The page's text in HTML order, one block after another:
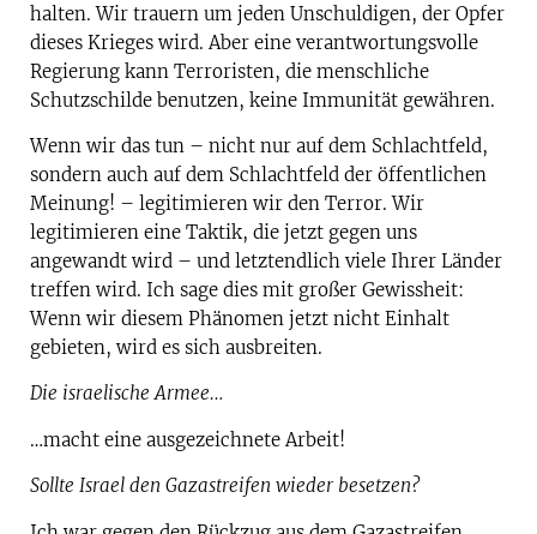
halten. Wir trauern um jeden Unschuldigen, der Opfer
dieses Krieges wird. Aber eine verantwortungsvolle
Regierung kann Terroristen, die menschliche
Schutzschilde benutzen, keine Immunität gewähren.
Wenn wir das tun – nicht nur auf dem Schlachtfeld,
sondern auch auf dem Schlachtfeld der öffentlichen
Meinung! – legitimieren wir den Terror. Wir
legitimieren eine Taktik, die jetzt gegen uns
angewandt wird – und letztendlich viele Ihrer Länder
treffen wird. Ich sage dies mit großer Gewissheit:
Wenn wir diesem Phänomen jetzt nicht Einhalt
gebieten, wird es sich ausbreiten.
Die israelische Armee…
…macht eine ausgezeichnete Arbeit!
Sollte Israel den Gazastreifen wieder besetzen?